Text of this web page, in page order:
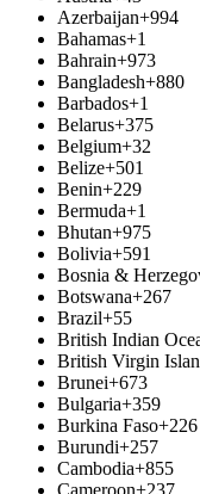
Azerbaijan+994
Bahamas+1
Bahrain+973
Bangladesh+880
Barbados+1
Belarus+375
Belgium+32
Belize+501
Benin+229
Bermuda+1
Bhutan+975
Bolivia+591
Bosnia &
Botswana+267
Brazil+55
British Indian
British Virgin
Brunei+673
Bulgaria+359
Burkina Faso+226
Burundi+257
Cambodia+855
Cameroon+237